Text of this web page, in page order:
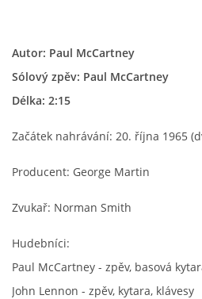
NÁSTROJE - LENNON II
NÁSTROJE - HARRISON
NÁSTROJE - RINGO STARR
Autor: Paul McCartney
Sólový zpěv: Paul McCartney
Délka: 2:15
Začátek nahrávání: 20. října 1965
Producent: George Martin
Zvukař: Norman Smith
Hudebníci:
Paul McCartney - zpěv, basová
John Lennon - zpěv, kytara, klávesy